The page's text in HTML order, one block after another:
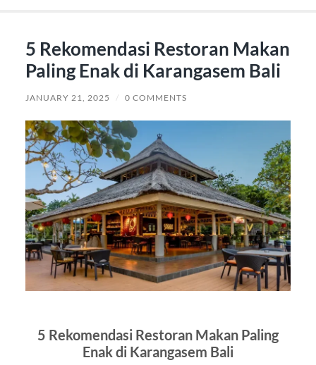
5 Rekomendasi Restoran Makan
Paling Enak di Karangasem Bali
JANUARY 21, 2025 / 0 COMMENTS
5 Rekomendasi Restoran Makan Paling
Enak di Karangasem Bali